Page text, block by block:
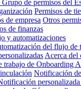
Grupo de permisos del
Permisos de
de empresa Otros
de finanzas
y automatizaciones
del flujo de
Acerca del
trabajo de Onboarding
Notificación